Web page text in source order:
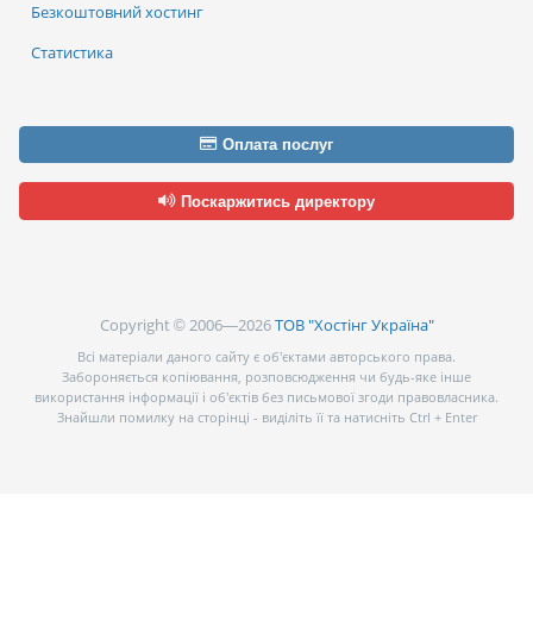
Безкоштовний хостинг
Статистика
Оплата послуг
Поскаржитись директору
Copyright © 2006—2026ТОВ "Хостінг Україна"
Всі матеріали даного сайту є об’єктами авторського права.
Забороняється копіювання, розповсюдження чи будь-яке інше
використання інформації і об’єктів без письмової згоди правовласника.
Знайшли помилку на сторінці - виділіть її та натисніть Ctrl + Enter